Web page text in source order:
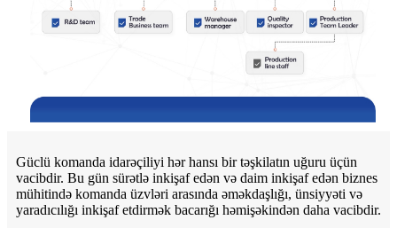
Güclü komanda idarəçiliyi hər hansı bir təşkilatın uğuru üçün
vacibdir. Bu gün sürətlə inkişaf edən və daim inkişaf edən biznes
mühitində komanda üzvləri arasında əməkdaşlığı, ünsiyyəti və
yaradıcılığı inkişaf etdirmək bacarığı həmişəkindən daha vacibdir.